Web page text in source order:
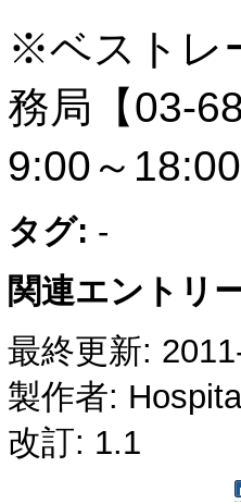
※ベストレ
務局【03-
9:00～
タグ: -
関連エントリ
最終更新:
製作者:
改訂: 1.1